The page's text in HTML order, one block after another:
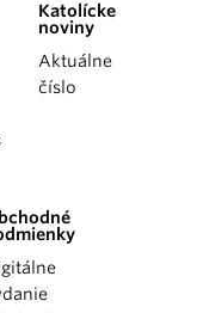
Katolícke
noviny
Aktuálne
číslo